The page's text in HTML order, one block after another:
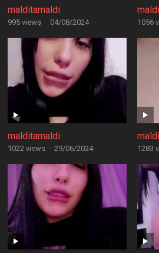
malditamaldi
995 views · 04/08/2024 1056
malditamaldi
1022 views · 29/06/2024 1283